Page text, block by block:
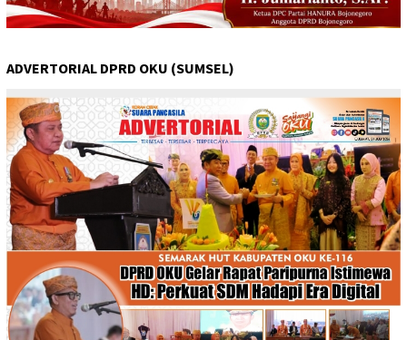
ADVERTORIAL DPRD OKU (SUMSEL)